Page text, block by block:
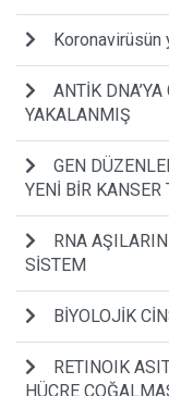
Koronavirüsün
ANTİK
YAKALANMIŞ
GEN
YENİ BİR KANSER
RNA
SİSTEM
BİYOLOJİK
RETINOIK
HÜCRE